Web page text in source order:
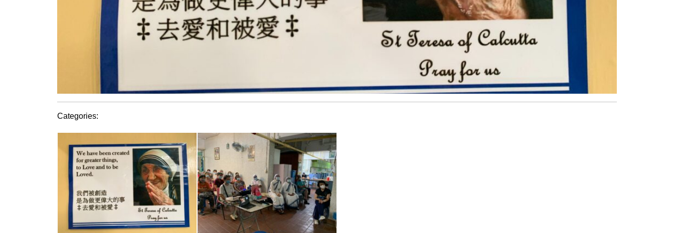
Categories: